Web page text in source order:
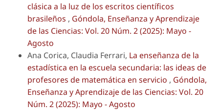
clásica a la luz de los escritos científicos
brasileños , Góndola, Enseñanza y Aprendizaje
de las Ciencias: Vol. 20 Núm. 2 (2025): Mayo -
Agosto
Ana Corica, Claudia Ferrari, La enseñanza de la
estadística en la escuela secundaria: las ideas de
profesores de matemática en servicio , Góndola,
Enseñanza y Aprendizaje de las Ciencias: Vol. 20
Núm. 2 (2025): Mayo - Agosto